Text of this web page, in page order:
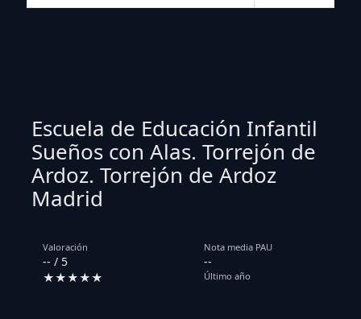
Escuela de Educación Infantil
Sueños con Alas. Torrejón de
Ardoz. Torrejón de Ardoz
Madrid
Valoración
-- / 5
★★★★★
Nota media PAU
--
Último año